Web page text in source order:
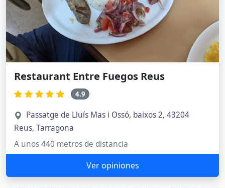
Restaurant Entre Fuegos Reus
4.9
Passatge de Lluís Mas i Ossó, baixos 2, 43204
Reus, Tarragona
A unos 440 metros de distancia
Ver opiniones